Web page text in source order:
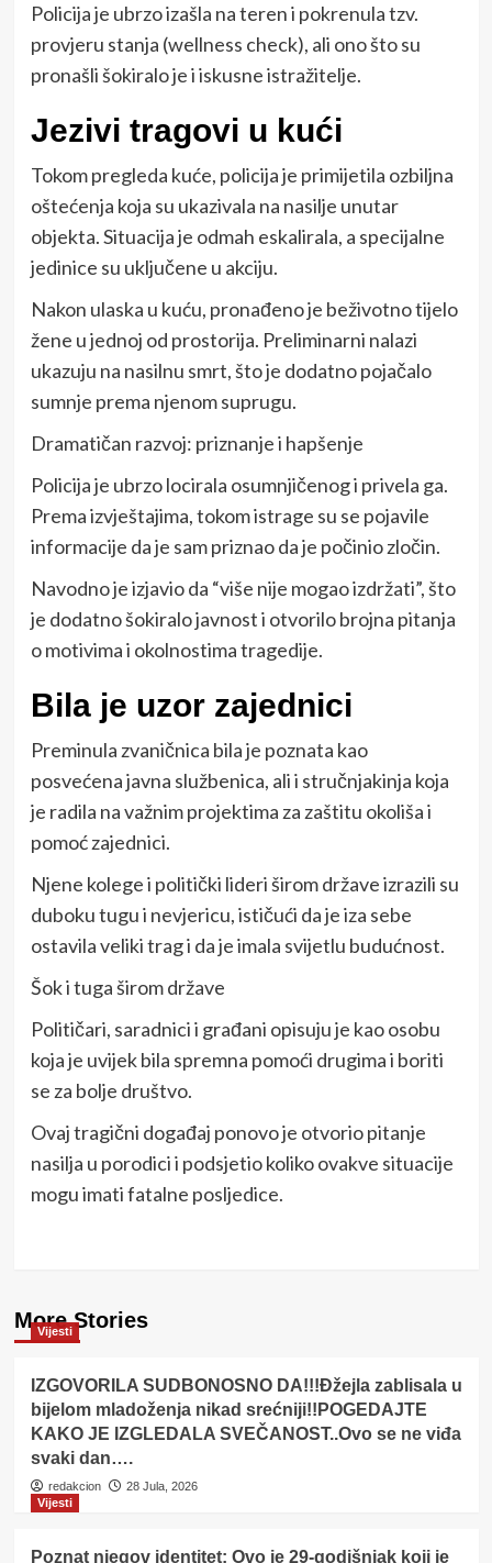
Policija je ubrzo izašla na teren i pokrenula tzv.
provjeru stanja (wellness check), ali ono što su
pronašli šokiralo je i iskusne istražitelje.
Jezivi tragovi u kući
Tokom pregleda kuće, policija je primijetila ozbiljna
oštećenja koja su ukazivala na nasilje unutar
objekta. Situacija je odmah eskalirala, a specijalne
jedinice su uključene u akciju.
Nakon ulaska u kuću, pronađeno je beživotno tijelo
žene u jednoj od prostorija. Preliminarni nalazi
ukazuju na nasilnu smrt, što je dodatno pojačalo
sumnje prema njenom suprugu.
Dramatičan razvoj: priznanje i hapšenje
Policija je ubrzo locirala osumnjičenog i privela ga.
Prema izvještajima, tokom istrage su se pojavile
informacije da je sam priznao da je počinio zločin.
Navodno je izjavio da “više nije mogao izdržati”, što
je dodatno šokiralo javnost i otvorilo brojna pitanja
o motivima i okolnostima tragedije.
Bila je uzor zajednici
Preminula zvaničnica bila je poznata kao
posvećena javna službenica, ali i stručnjakinja koja
je radila na važnim projektima za zaštitu okoliša i
pomoć zajednici.
Njene kolege i politički lideri širom države izrazili su
duboku tugu i nevjericu, ističući da je iza sebe
ostavila veliki trag i da je imala svijetlu budućnost.
Šok i tuga širom države
Političari, saradnici i građani opisuju je kao osobu
koja je uvijek bila spremna pomoći drugima i boriti
se za bolje društvo.
Ovaj tragični događaj ponovo je otvorio pitanje
nasilja u porodici i podsjetio koliko ovakve situacije
mogu imati fatalne posljedice.
More Stories
Vijesti
IZGOVORILA SUDBONOSNO DA!!!Đžejla zablisala u
bijelom mladoženja nikad srećniji!!POGEDAJTE
KAKO JE IZGLEDALA SVEČANOST..Ovo se ne viđa
svaki dan….
redakcion
28 Jula, 2026
Vijesti
Poznat njegov identitet: Ovo je 29-godišnjak koji je